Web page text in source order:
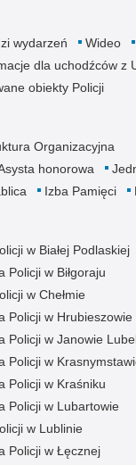
wydarzeń Wideo
dla uchodźców z
obiekty Policji
Organizacyjna
honorowa
Izba Pamięci
w Białej Podlaskiej
Policji w Biłgoraju
w Chełmie
Policji w Hrubieszowie
Policji w Janowie
Policji w
Policji w Kraśniku
Policji w Lubartowie
w Lublinie
Policji w Łęcznej